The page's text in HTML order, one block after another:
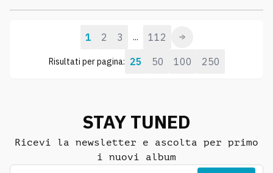
Risultati per pagina: 25 50 100 250
1 2 3 ... 112
STAY TUNED
Ricevi la newsletter e ascolta per primo
i nuovi album